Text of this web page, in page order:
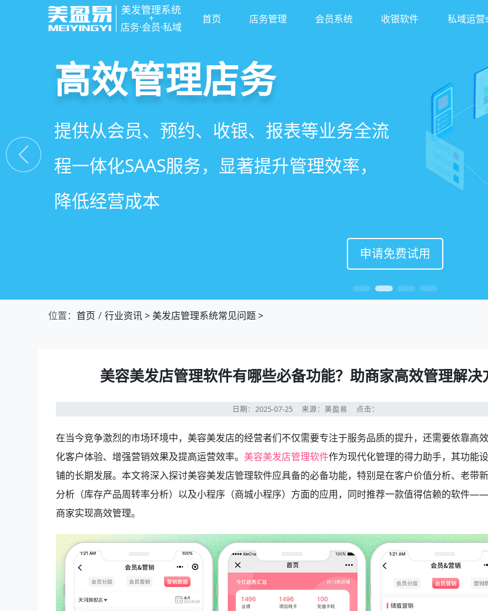
美发管理系统
+
店务·会员·私域
首页 店务管理 会员系统 收银软件 私域运
美容美发管理系统
店务+拓客+020一体化，一站式解决美发门
店经营管理需求
申请免费试用
高效管理店务
提供从会员、预约、收银、报表等业务全流
程一体化SAAS服务，显著提升管理效率，
降低经营成本
申请免费试用
社交裂变拓客
基于拼团、砍价、分销、异业合作等网红社
交营销玩法，海量爆款方案一键套用，快速
引爆门店客流
申请免费试用
小程序商城
小程序链接商家、手艺人、客户，打通线上
线下，让口碑传播有抓手，赋能社交裂变，
盘活私域流量
申请免费试用
位置： 首页 行业资讯>美发店管理系统常见问题>
美容美发店管理软件有哪些必备功能？助商家高效管理解决
日期：2025-07-25来源：美盈易 点击：
在当今竞争激烈的市场环境中，美容美发店的经营者们不仅需要专注于服务品质的提升，还需要依靠高
化客户体验、增强营销效果及提高运营效率。 美容美发店管理软件作为现代化管理的得力助手，其功能
铺的长期发展。本文将深入探讨美容美发店管理软件应具备的必备功能，特别是在客户价值分析、老带
分析（库存产品周转率分析）以及小程序（商城小程序）方面的应用，同时推荐一款值得信赖的软件
商家实现高效管理。